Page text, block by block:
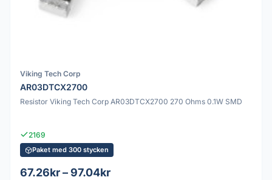
Viking Tech Corp
AR03DTCX2700
Resistor Viking Tech Corp AR03DTCX2700 270 Ohms 0.1W SMD
2169
Paket med 300 stycken
67.26kr – 97.04kr